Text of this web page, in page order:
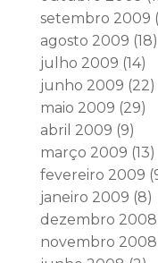
setembro 2009
agosto 2009 (18)
julho 2009 (14)
junho 2009 (22)
maio 2009 (29)
abril 2009 (9)
março 2009 (13)
fevereiro 2009
janeiro 2009 (8)
dezembro 2008
novembro 2008